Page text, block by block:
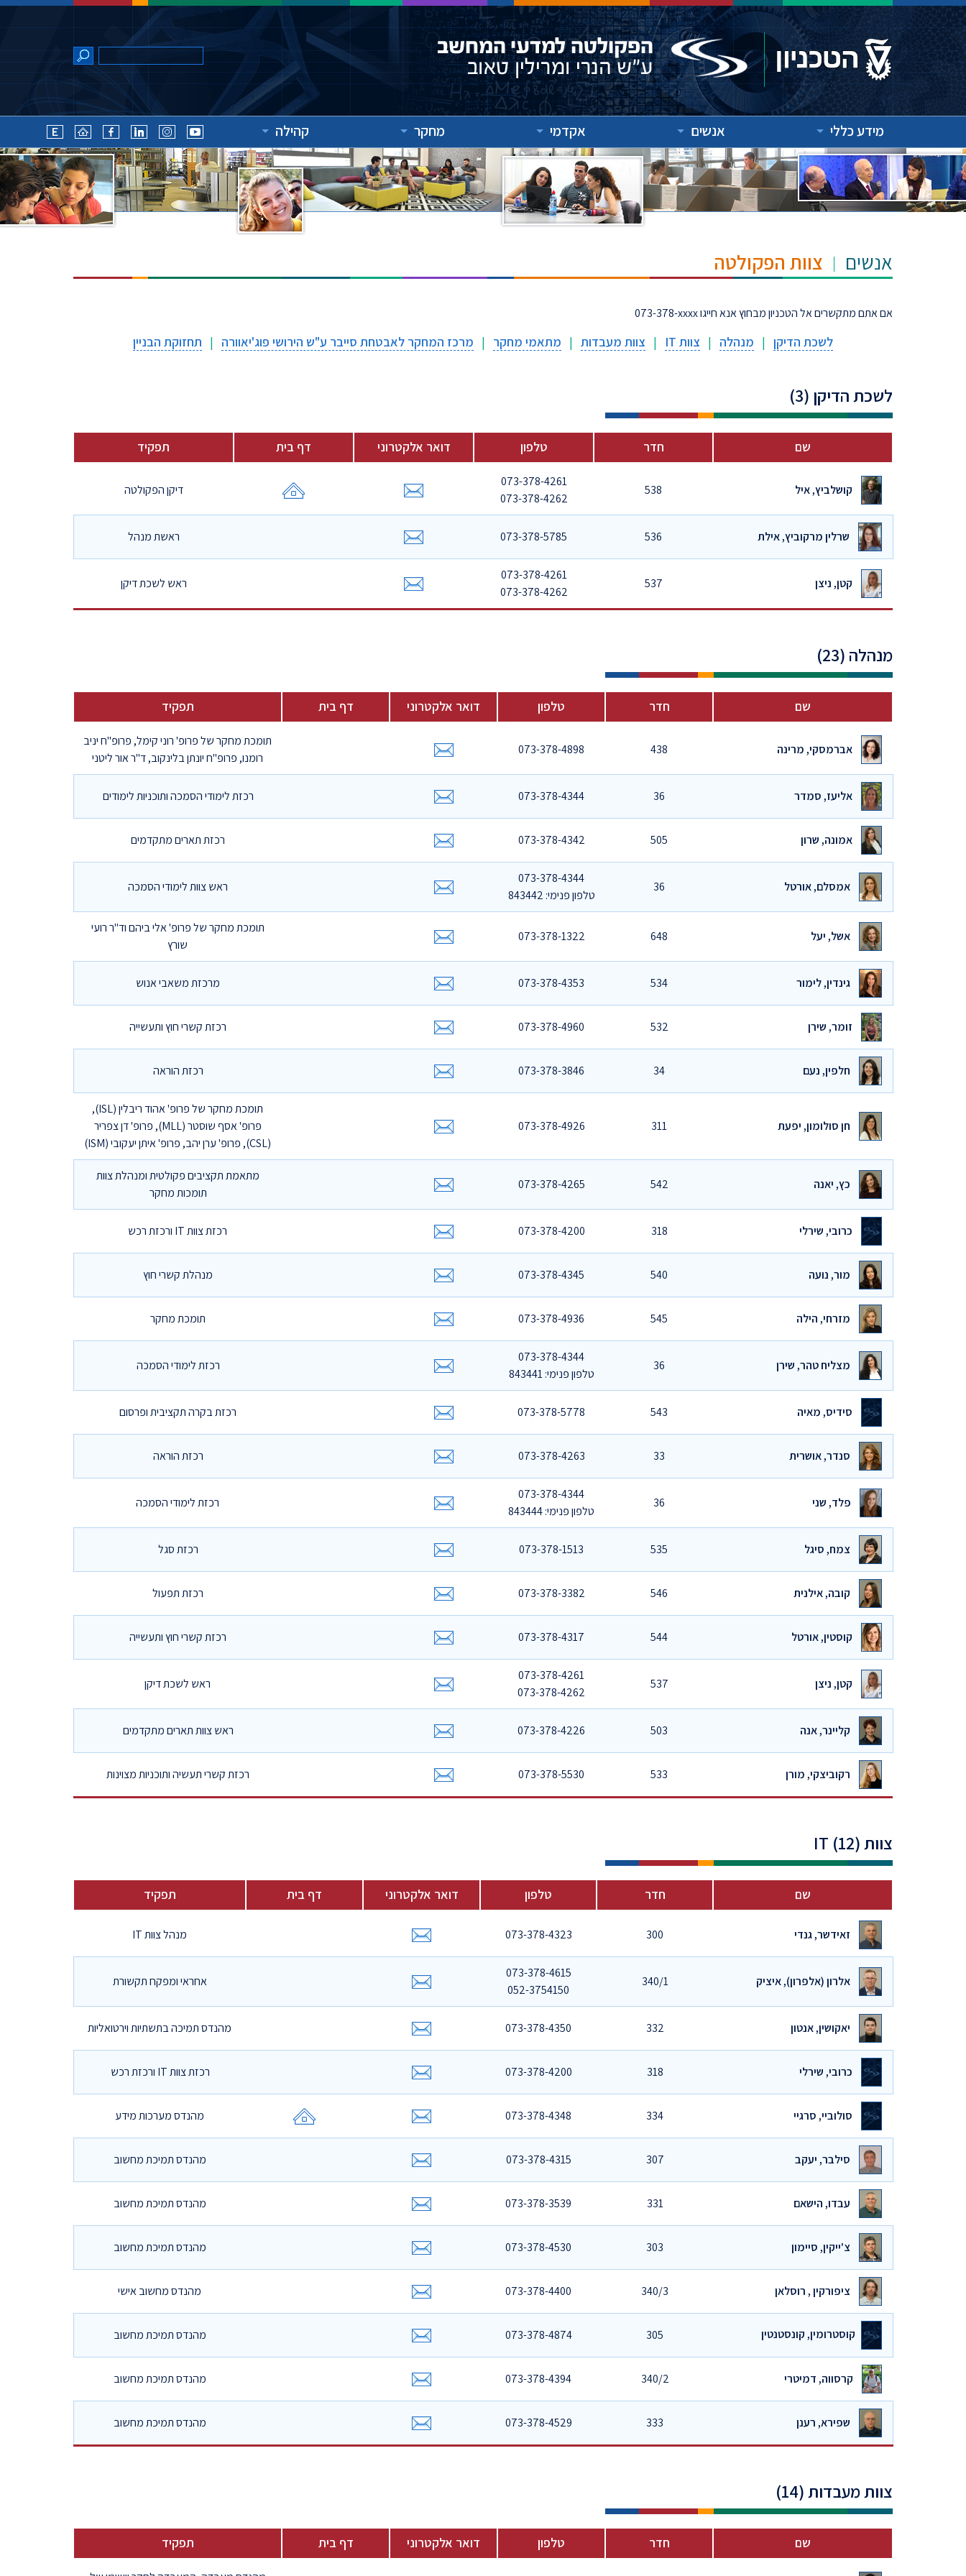
מידע כללי אנשים אקדמי מחקר קהילה
אנשים צוות הפקולטה
073-378-xxxx אם אתם מתקשרים אל הטכניון מבחוץ אנא חייגו
לשכת הדיקן | מנהלה | צוות IT | צוות מעבדות | מתאמי מחקר | מרכז המחקר לאבטחת סייבר ע"ש הירושי פוג'יאוורה | תחזוקת הבניין
לשכת הדיקן (3)
שם חדר טלפון דואר אלקטרוני דף בית תפקיד
קושלביץ, איל 538
073-378-4261
073-378-4262
דיקן הפקולטה
שרלין מרקוביץ, אילת 536
073-378-5785 ראשת מנהל
קטן, ניצן 537
073-378-4261
073-378-4262
ראש לשכת דיקן
מנהלה (23)
שם חדר טלפון דואר אלקטרוני דף בית תפקיד
אברמסקי, מרינה 438
073-378-4898
תומכת מחקר של פרופ' רוני קימל, פרופ"ח יניב
רומנו, פרופ"ח יונתן בלינקוב, ד"ר אור ליטני
אליעז, סמדר 36
073-378-4344 רכזת לימודי הסמכה ותוכניות לימודים
אמונה, שרון 505
073-378-4342 רכזת תארים מתקדמים
אמסלם, אורטל 36
073-378-4344
טלפון פנימי: 843442
ראש צוות לימודי הסמכה
אשל, יעל 648
073-378-1322
תומכת מחקר של פרופ' אלי ביהם וד"ר רועי
שורץ
גינדין, לימור 534
073-378-4353 מרכזת משאבי אנוש
זומר, שירן 532
073-378-4960 רכזת קשרי חוץ ותעשייה
חלפין, נעם 34
073-378-3846 רכזת הוראה
חן סולומון, יפעת 311
073-378-4926
תומכת מחקר של פרופ' אהוד ריבלין (ISL),
פרופ' אסף שוסטר (MLL), פרופ' דן צפריר
(CSL), פרופ' ערן יהב, פרופ' איתן יעקובי (ISM)
כץ, יאנה 542
073-378-4265
מתאמת תקציבים פקולטית ומנהלת צוות
תומכות מחקר
כרובי, שירלי 318
073-378-4200 רכזת צוות IT ורכזת רכש
מור, נועה 540
073-378-4345 מנהלת קשרי חוץ
מזרחי, הילה 545
073-378-4936 תומכת מחקר
מצליח טהר, שירן 36
073-378-4344
טלפון פנימי: 843441
רכזת לימודי הסמכה
סידיס, מאיה 543
073-378-5778 רכזת בקרה תקציבית ופרסום
סנדר, אושרית 33
073-378-4263 רכזת הוראה
פלד, שני 36
073-378-4344
טלפון פנימי: 843444
רכזת לימודי הסמכה
צמח, סיגל 535
073-378-1513 רכזת סגל
קובה, אילנית 546
073-378-3382 רכזת תפעול
קוסטין, אורטל 544
073-378-4317 רכזת קשרי חוץ ותעשייה
קטן, ניצן 537
073-378-4261
073-378-4262
ראש לשכת דיקן
קליינר, אנה 503
073-378-4226 ראש צוות תארים מתקדמים
רקוביצקי, מורן 533
073-378-5530 רכזת קשרי תעשיה ותוכניות מצוינות
צוות IT (12)
שם חדר טלפון דואר אלקטרוני דף בית תפקיד
זאידשר, גנדי 300
073-378-4323 מנהל צוות IT
אלרון (אלפרון), איציק 340/1
073-378-4615
052-3754150
אחראי ומפקח תקשורת
יאקושין, אנטון 332
073-378-4350 מהנדס תמיכה בתשתיות וירטואליות
כרובי, שירלי 318
073-378-4200 רכזת צוות IT ורכזת רכש
סולוביי, סרגיי 334
073-378-4348 מהנדס מערכות מידע
סילבר, יעקב 307
073-378-4315 מהנדס תמיכת מחשוב
עבדו, הישאם 331
073-378-3539 מהנדס תמיכת מחשוב
צ'ייקין, סיימון 303
073-378-4530 מהנדס תמיכת מחשוב
ציפורקין , רוסלאן 340/3
073-378-4400 מהנדס מחשוב אישי
קוסטרומין, קונסטנטין 305
073-378-4874 מהנדס תמיכת מחשוב
קרסווה, דמיטרי 340/2
073-378-4394 מהנדס תמיכת מחשוב
שפירא, רענן 333
073-378-4529 מהנדס תמיכת מחשוב
צוות מעבדות (14)
שם חדר טלפון דואר אלקטרוני דף בית תפקיד